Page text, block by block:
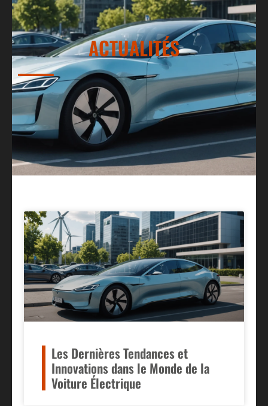
ACTUALITÉS
Les Dernières Tendances et
Innovations dans le Monde de la
Voiture Électrique